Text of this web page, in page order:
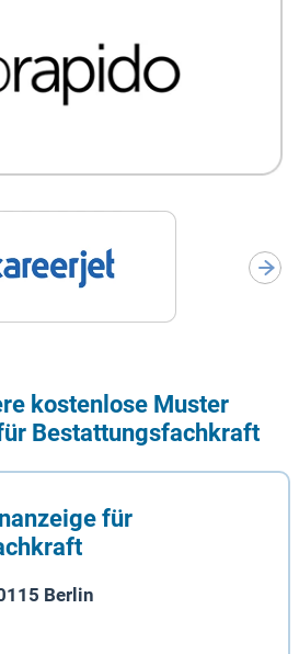
kostenlose Muster
Bestattungsfachkraft
für
Berlin